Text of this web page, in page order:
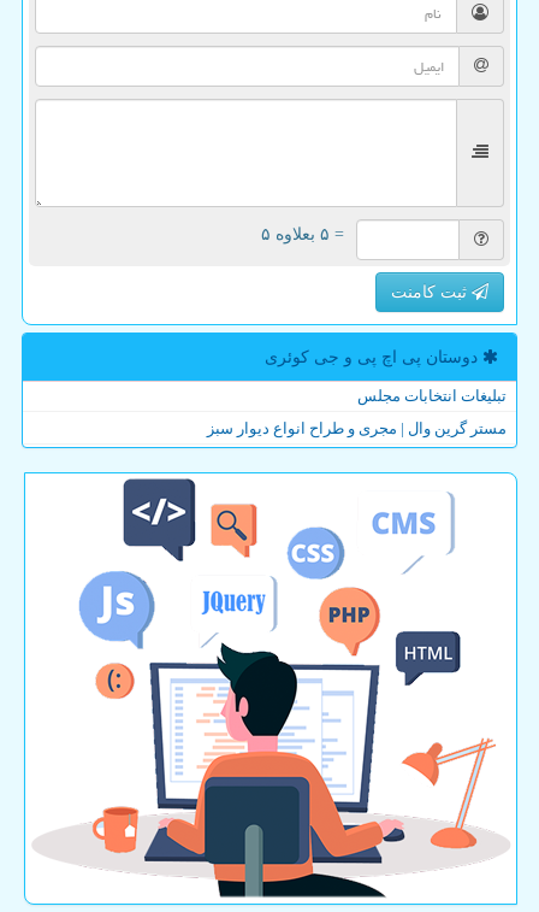
= ۵ بعلاوه ۵
ثبت کامنت
دوستان پی اچ پی و جی كوئری
تبلیغات انتخابات مجلس
مستر گرین وال | مجری و طراح انواع دیوار سبز